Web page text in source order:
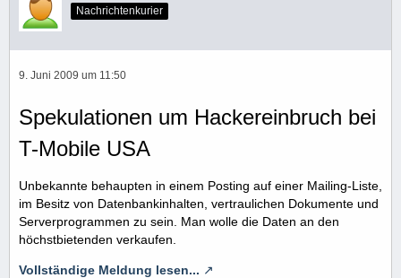
Nachrichtenkurier
9. Juni 2009 um 11:50
Spekulationen um Hackereinbruch bei
T-Mobile USA
Unbekannte behaupten in einem Posting auf einer Mailing-Liste,
im Besitz von Datenbankinhalten, vertraulichen Dokumente und
Serverprogrammen zu sein. Man wolle die Daten an den
höchstbietenden verkaufen.
Vollständige Meldung lesen...